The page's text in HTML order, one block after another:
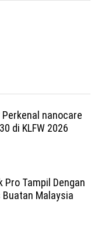
nanocare
di KLFW 2026
Tampil Dengan
Buatan Malaysia